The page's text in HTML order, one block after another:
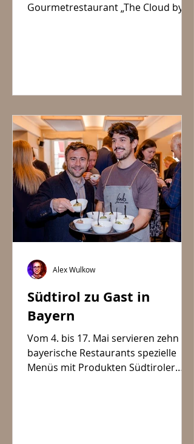
Gourmetrestaurant „The Cloud by
Südtirol zu Gast in
Bayern
Vom 4. bis 17. Mai servieren zehn
bayerische Restaurants spezielle
Menüs mit Produkten Südtiroler
Alex Wulkow